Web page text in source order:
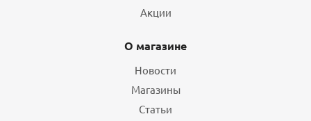
Акции
О магазине
Новости
Магазины
Статьи